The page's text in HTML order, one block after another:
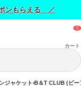
ンもらえる ／
カート
ジャケット B＆T CLUB (ビー